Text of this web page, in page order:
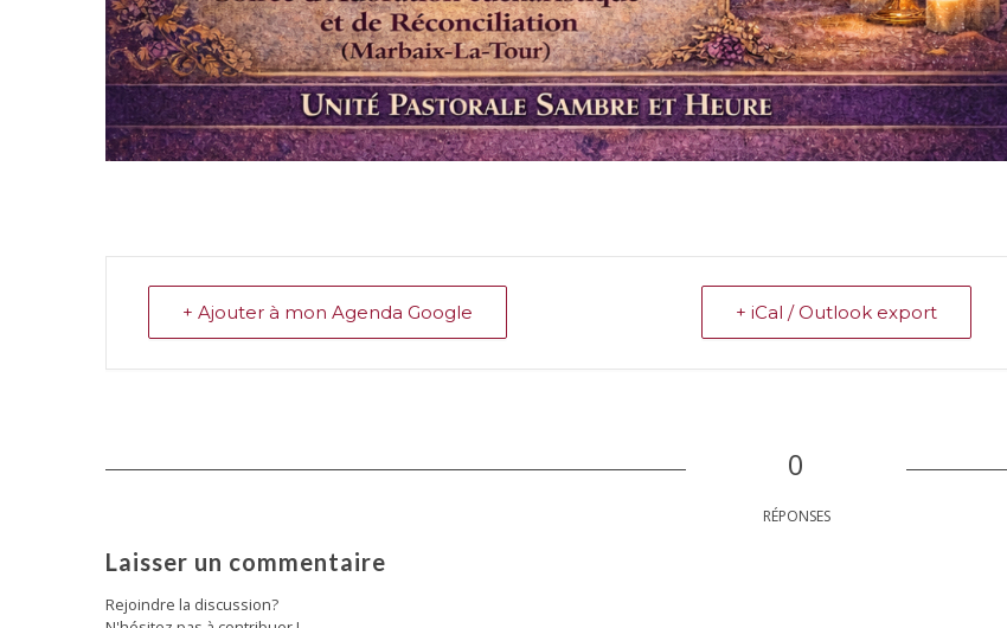
+ Ajouter à mon Agenda Google + iCal / Outlook export
0
RÉPONSES
Laisser un commentaire
Rejoindre la discussion?